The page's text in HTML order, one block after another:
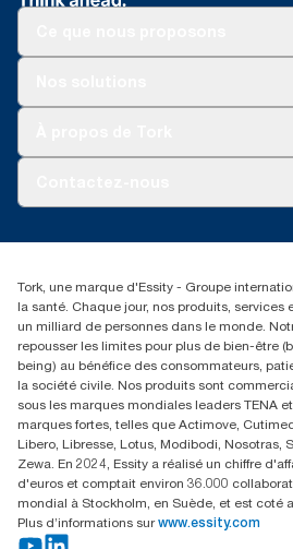
Reclamation pour distributeurs
+41 (0)848/810152
Essity Switzerland AG
Parkstraße 1b
6214 Schenkon
Lundi-jeudi 8:00-16:30 |
GLN: 7609999000928
Tork, une marque d'Essity - Groupe
la santé. Chaque jour, nos produits, services
un milliard de personnes dans le monde.
repousser les limites pour plus de bien-être
being) au bénéfice des consommateurs,
la société civile. Nos produits sont
sous les marques mondiales leaders TENA
marques fortes, telles que Actimove,
Libero, Libresse, Lotus, Modibodi, Nosotras,
Zewa. En 2024, Essity a réalisé un chiffre
d'euros et comptait environ 36.000
mondial à Stockholm, en Suède, et est coté
Plus d’informations sur www.essity.com